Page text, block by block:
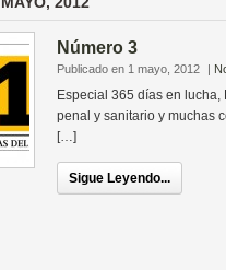
Número 3
Publicado en 1 mayo, 2012 |
Especial 365 días en
penal y sanitario y muchas
[…]
Sigue Leyendo...